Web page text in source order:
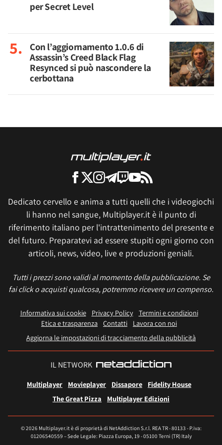
per Secret Level
Con l’aggiornamento 1.0.6 di
Assassin’s Creed Black Flag
Resynced si può nascondere la
cerbottana
Dedicato cervello e anima a tutti quelli che i videogiochi
li hanno nel sangue, Multiplayer.it è il punto di
riferimento italiano per l'intrattenimento del presente e
del futuro. Preparatevi ad essere stupiti ogni giorno con
articoli, news, video, live e produzioni geniali.
Tutti i prezzi sono validi al momento della pubblicazione. Se
fai click o acquisti qualcosa, potremmo ricevere un compenso.
Informativa sui cookie Privacy Policy
Termini e condizioni
Etica e trasparenza Contatti
Lavora con noi
Aggiorna le impostazioni di tracciamento della pubblicità
IL NETWORK
Multiplayer Movieplayer Dissapore
Fidelity House
The Great Pizza
Multiplayer Edizioni
© 2026 Multiplayer.it è di proprietà di NetAddiction S.r.l. REA TR - 80133 - P.iva:
01206540559 – Sede Legale: Piazza Europa, 19 - 05100 Terni (TR) Italy